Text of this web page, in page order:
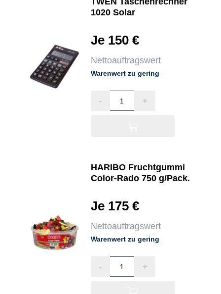
1020 Solar
Je 150 €
Nettoauftragswert
Warenwert zu gering
- +
HARIBO Fruchtgummi
Color-Rado 750 g/Pack.
Je 175 €
Nettoauftragswert
Warenwert zu gering
- +